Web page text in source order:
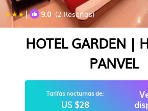
| 9.0 (2 Reseñas)
HOTEL GARDEN |
PANVEL
Tarifas nocturnas de:
US $28